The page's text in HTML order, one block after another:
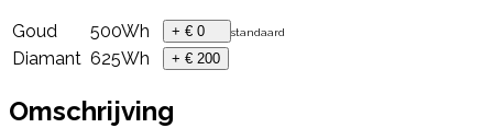
Goud 500Wh + € 0 standaard
Diamant 625Wh + € 200
Omschrijving